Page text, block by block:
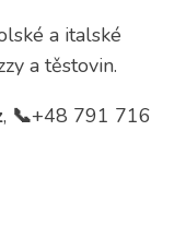
a italské
a těstovin.
, 📞+48 791 716